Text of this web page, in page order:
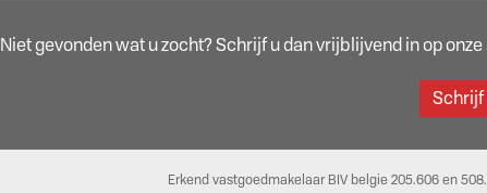
Niet gevonden wat u zocht? Schrijf u dan vrijblijvend in op
Schrijf
Erkend vastgoedmakelaar BIV belgie 205.606 en